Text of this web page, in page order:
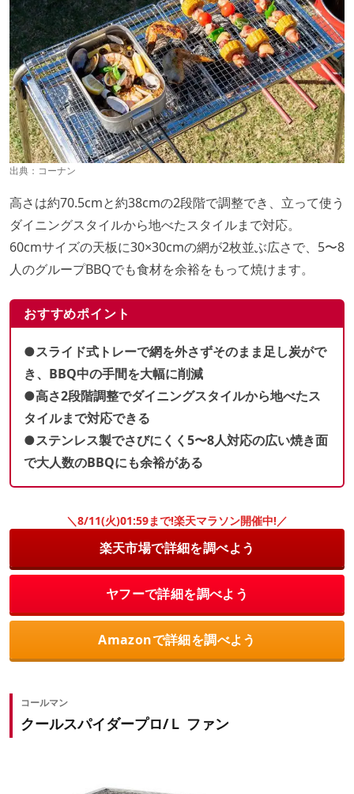
出典： コーナン
高さは約70.5cmと約38cmの2段階で調整でき、立って使う
ダイニングスタイルから地べたスタイルまで対応。
60cmサイズの天板に30×30cmの網が2枚並ぶ広さで、5〜8
人のグループBBQでも食材を余裕をもって焼けます。
おすすめポイント
●スライド式トレーで網を外さずそのまま足し炭がで
き、BBQ中の手間を大幅に削減
●高さ2段階調整でダイニングスタイルから地べたス
タイルまで対応できる
●ステンレス製でさびにくく5〜8人対応の広い焼き面
で大人数のBBQにも余裕がある
＼8/11(火)01:59まで!楽天マラソン開催中!／
楽天市場で詳細を調べよう
ヤフーで詳細を調べよう
Amazonで詳細を調べよう
コールマン
クールスパイダープロ/Ｌ ファン